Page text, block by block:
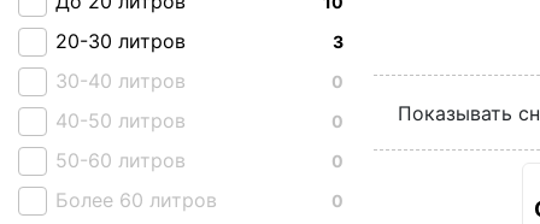
Показывать
3
20-30 литров
0
30-40 литров
0
40-50 литров
0
50-60 литров
0
Более 60 литров